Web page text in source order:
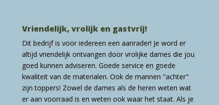
Vriendelijk, vrolijk en gastvrij!
Dit bedrijf is voor iedereen een aanrader! Je word er
altijd vriendelijk ontvangen door vrolijke dames die jou
goed kunnen adviseren. Goede service en goede
kwaliteit van de materialen. Ook de mannen "achter"
zijn toppers! Zowel de dames als de heren weten wat
er aan voorraad is en weten ook waar het staat. Als je